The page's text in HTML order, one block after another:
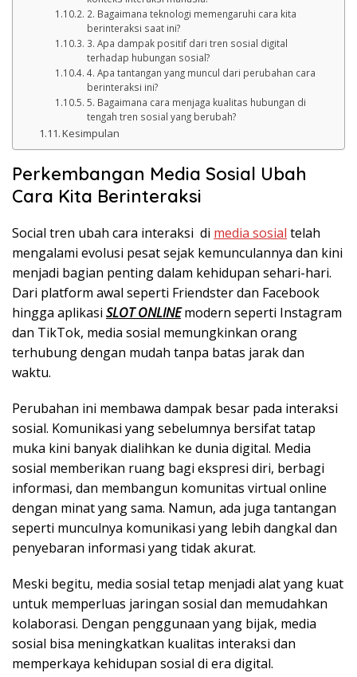
2. Bagaimana teknologi memengaruhi cara kita
berinteraksi saat ini?
3. Apa dampak positif dari tren sosial digital
terhadap hubungan sosial?
4. Apa tantangan yang muncul dari perubahan cara
berinteraksi ini?
5. Bagaimana cara menjaga kualitas hubungan di
tengah tren sosial yang berubah?
Kesimpulan
Perkembangan Media Sosial Ubah
Cara Kita Berinteraksi
Social tren ubah cara interaksi di media sosial telah
mengalami evolusi pesat sejak kemunculannya dan kini
menjadi bagian penting dalam kehidupan sehari-hari.
Dari platform awal seperti Friendster dan Facebook
hingga aplikasi SLOT ONLINEmodern seperti Instagram
dan TikTok, media sosial memungkinkan orang
terhubung dengan mudah tanpa batas jarak dan
waktu.
Perubahan ini membawa dampak besar pada interaksi
sosial. Komunikasi yang sebelumnya bersifat tatap
muka kini banyak dialihkan ke dunia digital. Media
sosial memberikan ruang bagi ekspresi diri, berbagi
informasi, dan membangun komunitas virtual online
dengan minat yang sama. Namun, ada juga tantangan
seperti munculnya komunikasi yang lebih dangkal dan
penyebaran informasi yang tidak akurat.
Meski begitu, media sosial tetap menjadi alat yang kuat
untuk memperluas jaringan sosial dan memudahkan
kolaborasi. Dengan penggunaan yang bijak, media
sosial bisa meningkatkan kualitas interaksi dan
memperkaya kehidupan sosial di era digital.